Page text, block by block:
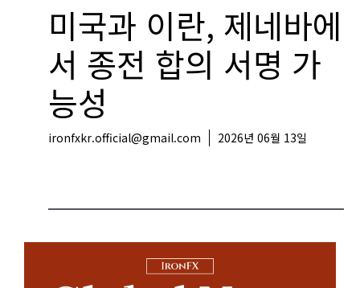
미국과 이란, 제네바에
서 종전 합의 서명 가
능성
ironfxkr.official@gmail.com 2026년 06월 13일